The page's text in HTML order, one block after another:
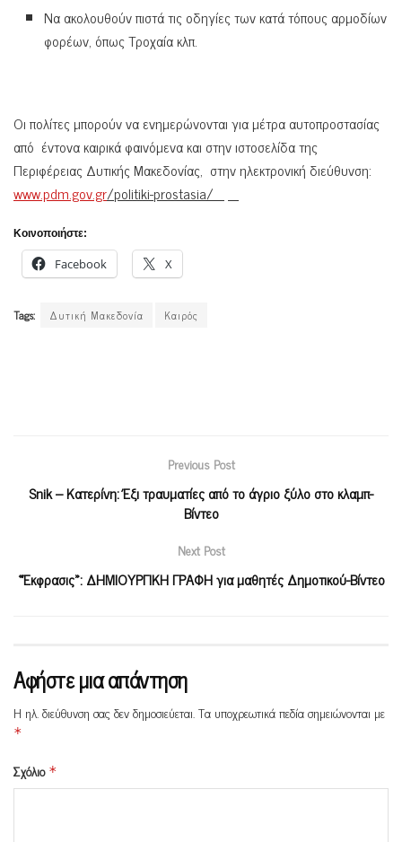
Να ακολουθούν πιστά τις οδηγίες των κατά τόπους αρμοδίων
φορέων, όπως Τροχαία κλπ.
Οι πολίτες μπορούν να ενημερώνονται για μέτρα αυτοπροστασίας
από έντονα καιρικά φαινόμενα και στην ιστοσελίδα της
Περιφέρειας Δυτικής Μακεδονίας, στην ηλεκτρονική διεύθυνση:
www.pdm.gov.gr/politiki-prostasia/
Κοινοποιήστε:
Facebook X
Tags: Δυτική Μακεδονία Καιρός
Previous Post
Snik – Κατερίνη: Έξι τραυματίες από το άγριο ξύλο στο κλαμπ-
Βίντεο
Next Post
«Έκφρασις»: ΔΗΜΙΟΥΡΓΙΚΗ ΓΡΑΦΗ για μαθητές Δημοτικού-Βίντεο
Αφήστε μια απάντηση
Η ηλ. διεύθυνση σας δεν δημοσιεύεται.Τα υποχρεωτικά πεδία σημειώνονται με
*
Σχόλιο *